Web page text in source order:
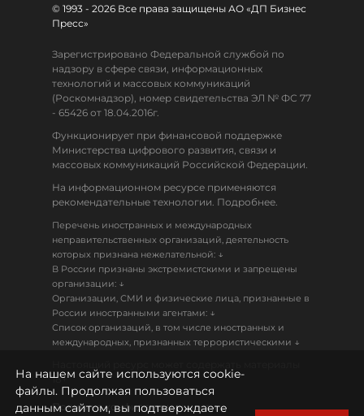
© 1993 - 2026 Все права защищены АО «ДП Бизнес
Пресс»
Зарегистрировано Федеральной службой по
надзору в сфере связи, информационных
технологий и массовых коммуникаций
(Роскомнадзор), номер свидетельства ЭЛ № ФС 77
- 65426 от 18.04.2016г.
Функционирует при финансовой поддержке
Министерства цифрового развития, связи и
массовых коммуникаций Российской Федерации.
На информационном ресурсе применяются
рекомендательные технологии. Подробнее.
Перечень иностранных и международных
неправительственных организаций, деятельность
которых признана нежелательной: ↓
В России признаны экстремистскими и запрещены
организации: ↓
Организации, СМИ и физические лица, признанные в
России иностранными агентами: ↓
Список организаций, в том числе иностранных и
международных, признанных террористическими ↓
18+
Политика конфиденциальности
На нашем сайте используются cookie-
файлы. Продолжая пользоваться
данным сайтом, вы подтверждаете